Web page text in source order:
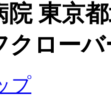
院 東京
クロー
プ